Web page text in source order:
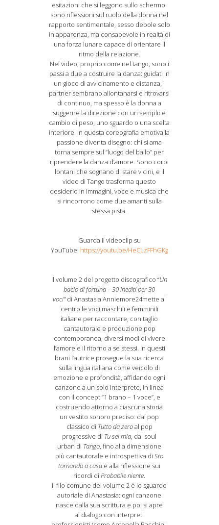
esitazioni che si leggono sullo schermo:
sono riflessioni sul ruolo della donna nel
rapporto sentimentale, sesso debole solo
in apparenza, ma consapevole in realtà di
una forza lunare capace di orientare il
ritmo della relazione.
Nel video, proprio come nel tango, sono i
passi a due a costruire la danza: guidati in
un gioco di avvicinamento e distanza, i
partner sembrano allontanarsi e ritrovarsi
di continuo, ma spesso è la donna a
suggerire la direzione con un semplice
cambio di peso, uno sguardo o una scelta
interiore. In questa coreografia emotiva la
passione diventa disegno: chi si ama
torna sempre sul “luogo del ballo” per
riprendere la danza d’amore. Sono corpi
lontani che sognano di stare vicini, e il
video di Tango trasforma questo
desiderio in immagini, voce e musica che
si rincorrono come due amanti sulla
stessa pista.
Guarda il videoclip su
YouTube: https://youtu.be/HeCLzFFhGKg
Il volume 2 del progetto discografico “Un
bacio di fortuna – 30 inediti per 30
voci”di Anastasia Anniemore24mette al
centro le voci maschili e femminili
italiane per raccontare, con taglio
cantautorale e produzione pop
contemporanea, diversi modi di vivere
l’amore e il ritorno a se stessi. In questi
brani l’autrice prosegue la sua ricerca
sulla lingua italiana come veicolo di
emozione e profondità, affidando ogni
canzone a un solo interprete, in linea
con il concept “1 brano – 1 voce”, e
costruendo attorno a ciascuna storia
un vestito sonoro preciso: dal pop
classico di Tutto da zeroal pop
progressive di Tu sei mia, dal soul
urban di Tango, fino alla dimensione
più cantautorale e introspettiva diSto
tornando a casa e alla riflessione sui
ricordi diProbabile niente.
Il filo comune del volume 2 è lo sguardo
autoriale di Anastasia: ogni canzone
nasce dalla sua scrittura e poi si apre
al dialogo con interpreti